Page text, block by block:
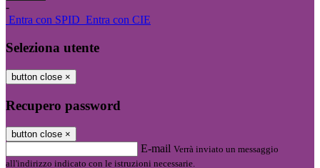
-
Entra con SPID Entra con CIE
Seleziona utente
button close ×
Recupero password
button close ×
E-mail Verrà inviato un messaggio
all'indirizzo indicato con le istruzioni necessarie.